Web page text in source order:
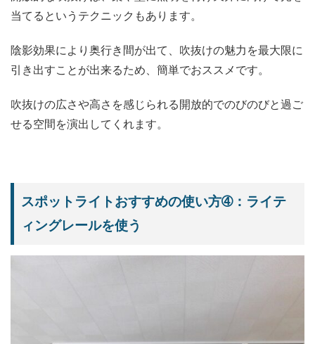
当てるというテクニックもあります。
陰影効果により奥行き間が出て、吹抜けの魅力を最大限に
引き出すことが出来るため、簡単でおススメです。
吹抜けの広さや高さを感じられる開放的でのびのびと過ご
せる空間を演出してくれます。
スポットライトおすすめの使い方➃：ライテ
ィングレールを使う